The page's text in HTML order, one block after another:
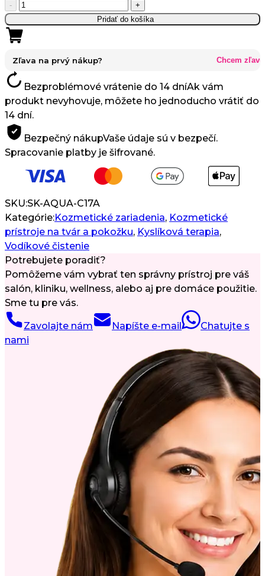
-
množstvo
Peel
-
2v1
Kyslíkový
Prístroj
na
Vodíkové
Čistenie
+
Pridať do košíka
Zľava na prvý nákup? Chcem zľavu
Bezproblémové vrátenie do 14 dníAk vám
produkt nevyhovuje, môžete ho jednoducho vrátiť do
14 dní.
Bezpečný nákupVaše údaje sú v bezpečí.
Spracovanie platby je šifrované.
SKU:SK-AQUA-C17A
Kategórie:Kozmetické zariadenia, Kozmetické
prístroje na tvár a pokožku, Kyslíková terapia,
Vodíkové čistenie
Potrebujete poradiť?
Pomôžeme vám vybrať ten správny prístroj pre váš
salón, kliniku, wellness, alebo aj pre domáce použitie.
Sme tu pre vás.
Zavolajte nám Napíšte e-mail
Chatujte s
nami